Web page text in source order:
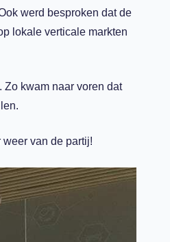
werd besproken dat de
lokale verticale markten
kwam naar voren dat
van de partij!